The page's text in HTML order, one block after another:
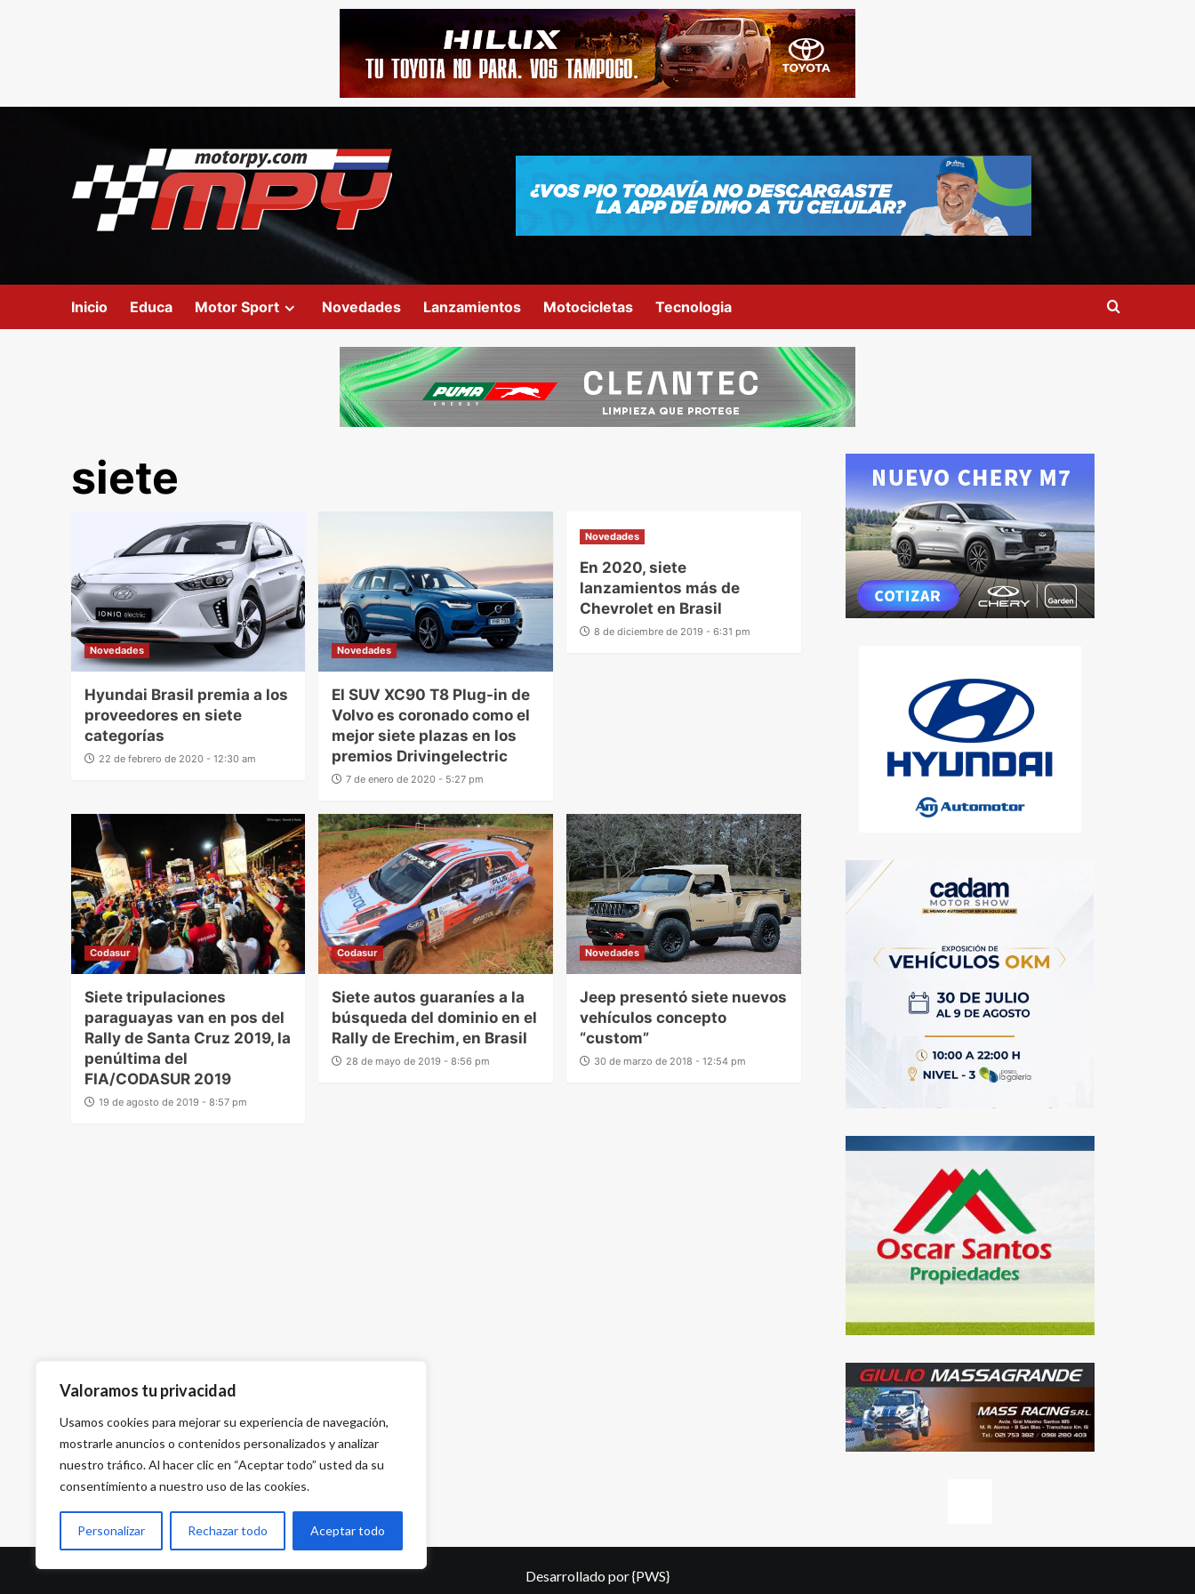
Valoramos tu privacidad
Usamos cookies para mejorar su experiencia de navegación,
mostrarle anuncios o contenidos personalizados y analizar
nuestro tráfico. Al hacer clic en “Aceptar todo” usted da su
consentimiento a nuestro uso de las cookies.
Personalizar Rechazar todo Aceptar todo
Inicio Educa Motor Sport Novedades Lanzamientos Motocicletas Tecnologia
siete
Novedades
Hyundai Brasil premia a los
proveedores en siete
categorías
22 de febrero de 2020 - 12:30 am
Novedades
El SUV XC90 T8 Plug-in de
Volvo es coronado como el
mejor siete plazas en los
premios Drivingelectric
7 de enero de 2020 - 5:27 pm
Novedades
En 2020, siete
lanzamientos más de
Chevrolet en Brasil
8 de diciembre de 2019 - 6:31 pm
Codasur
Siete tripulaciones
paraguayas van en pos del
Rally de Santa Cruz 2019, la
penúltima del
FIA/CODASUR 2019
19 de agosto de 2019 - 8:57 pm
Codasur
Siete autos guaraníes a la
búsqueda del dominio en el
Rally de Erechim, en Brasil
28 de mayo de 2019 - 8:56 pm
Novedades
Jeep presentó siete nuevos
vehículos concepto
“custom”
30 de marzo de 2018 - 12:54 pm
Desarrollado por{PWS}